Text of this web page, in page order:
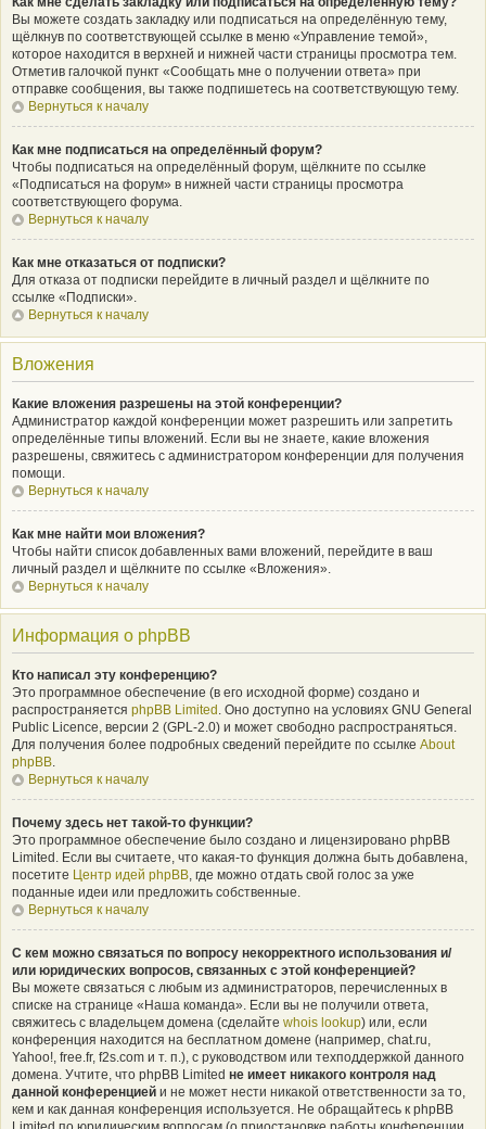
Вы можете создать закладку или подписаться на определённую тему,
щёлкнув по соответствующей ссылке в меню «Управление темой»,
которое находится в верхней и нижней части страницы просмотра тем.
Отметив галочкой пункт «Сообщать мне о получении ответа» при
отправке сообщения, вы также подпишетесь на соответствующую тему.
Вернуться к началу
Как мне подписаться на определённый форум?
Чтобы подписаться на определённый форум, щёлкните по ссылке
«Подписаться на форум» в нижней части страницы просмотра
соответствующего форума.
Вернуться к началу
Как мне отказаться от подписки?
Для отказа от подписки перейдите в личный раздел и щёлкните по
ссылке «Подписки».
Вернуться к началу
Вложения
Какие вложения разрешены на этой конференции?
Администратор каждой конференции может разрешить или запретить
определённые типы вложений. Если вы не знаете, какие вложения
разрешены, свяжитесь с администратором конференции для получения
помощи.
Вернуться к началу
Как мне найти мои вложения?
Чтобы найти список добавленных вами вложений, перейдите в ваш
личный раздел и щёлкните по ссылке «Вложения».
Вернуться к началу
Информация о phpBB
Кто написал эту конференцию?
Это программное обеспечение (в его исходной форме) создано и
распространяется phpBB Limited . Оно доступно на условиях GNU General
Public Licence, версии 2 (GPL-2.0) и может свободно распространяться.
Для получения более подробных сведений перейдите по ссылке About
phpBB.
Вернуться к началу
Почему здесь нет такой-то функции?
Это программное обеспечение было создано и лицензировано phpBB
Limited. Если вы считаете, что какая-то функция должна быть добавлена,
посетите Центр идей phpBB, где можно отдать свой голос за уже
поданные идеи или предложить собственные.
Вернуться к началу
С кем можно связаться по вопросу некорректного использования и/
или юридических вопросов, связанных с этой конференцией?
Вы можете связаться с любым из администраторов, перечисленных в
списке на странице «Наша команда». Если вы не получили ответа,
свяжитесь с владельцем домена (сделайте whois lookup) или, если
конференция находится на бесплатном домене (например, chat.ru,
Yahoo!, free.fr, f2s.com и т. п.), с руководством или техподдержкой данного
домена. Учтите, что phpBB Limited не имеет никакого контроля над
данной конференцией и не может нести никакой ответственности за то,
кем и как данная конференция используется. Не обращайтесь к phpBB